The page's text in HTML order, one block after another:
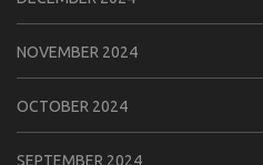
NOVEMBER 2024
OCTOBER 2024
SEPTEMBER 2024